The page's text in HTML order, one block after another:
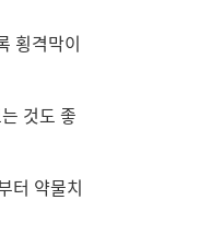
횡격막이
것도 좋
터 약물치